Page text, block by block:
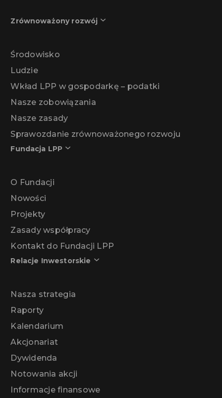
Zrównoważony rozwój
Środowisko
Ludzie
Wkład LPP w gospodarkę – podatki
Nasze zobowiązania
Nasze zasady
Sprawozdanie zrównoważonego rozwoju
Fundacja LPP
O Fundacji
Nowości
Projekty
Zasady współpracy
Kontakt do Fundacji LPP
Relacje Inwestorskie
Nasza strategia
Raporty
Kalendarium
Akcjonariat
Dywidenda
Notowania akcji
Informacje finansowe